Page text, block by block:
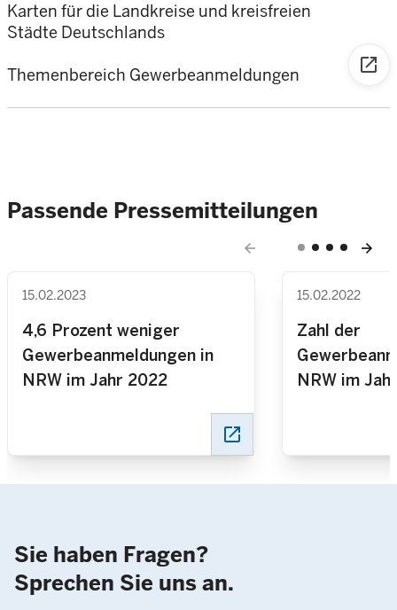
Karten für die Landkreise und kreisfreien
Städte Deutschlands
Themenbereich Gewerbeanmeldungen open_in_new
Passende Pressemitteilungen
arrow_back arrow_forward
15.02.2023
4,6 Prozent weniger
Gewerbeanmeldungen in
NRW im Jahr 2022
open_in_new
15.02.2022
Zahl der
NRW im
Sie haben Fragen?
Sprechen Sie uns an.